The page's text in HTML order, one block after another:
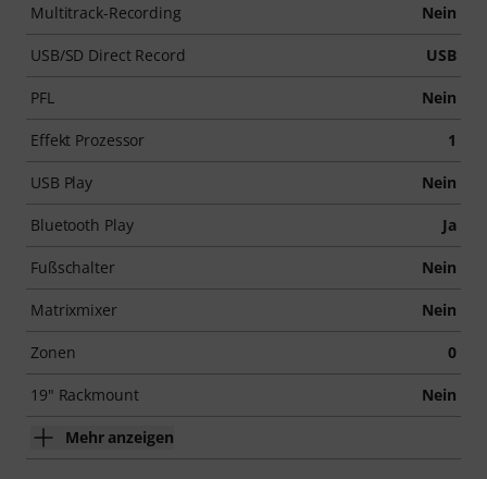
Multitrack-Recording Nein
USB/SD Direct Record USB
PFL Nein
Effekt Prozessor 1
USB Play Nein
Bluetooth Play Ja
Fußschalter Nein
Matrixmixer Nein
Zonen 0
19" Rackmount Nein
Mehr anzeigen